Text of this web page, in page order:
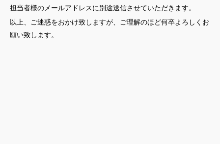
担当者様のメールアドレスに別途送信させていただきます。
以上、ご迷惑をおかけ致しますが、ご理解のほど何卒よろしくお
願い致します。